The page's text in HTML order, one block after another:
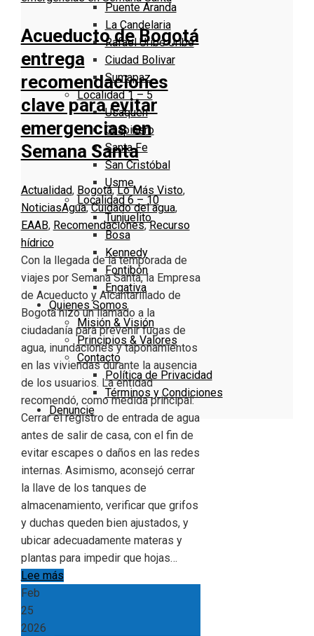
Puente Aranda
La Candelaria
Rafael Uribe Uribe
Ciudad Bolivar
Sumapaz
Localidad 1 – 5
Usaquen
Chapinero
Santa Fe
San Cristóbal
Usme
Localidad 6 – 10
Tunjuelito
Bosa
Kennedy
Fontibón
Engativa
Quienes Somos
Misión & Visión
Principios & Valores
Contacto
Política de Privacidad
Términos y Condiciones
Denuncie
Acueducto de Bogotá
entrega
recomendaciones
clave para evitar
emergencias en
Semana Santa
Actualidad, Bogotá,Lo Más Visto,
NoticiasAgua,Cuidado del agua,
EAAB, Recomendaciones,Recurso
hídrico
Con la llegada de la temporada de
viajes por Semana Santa, la Empresa
de Acueducto y Alcantarillado de
Bogotá hizo un llamado a la
ciudadanía para prevenir fugas de
agua, inundaciones y taponamientos
en las viviendas durante la ausencia
de los usuarios. La entidad
recomendó, como medida principal:
Cerrar el registro de entrada de agua
antes de salir de casa, con el fin de
evitar escapes o daños en las redes
internas. Asimismo, aconsejó cerrar
la llave de los tanques de
almacenamiento, verificar que grifos
y duchas queden bien ajustados, y
ubicar adecuadamente materas y
plantas para impedir que hojas…
Lee más
Feb
25
2026